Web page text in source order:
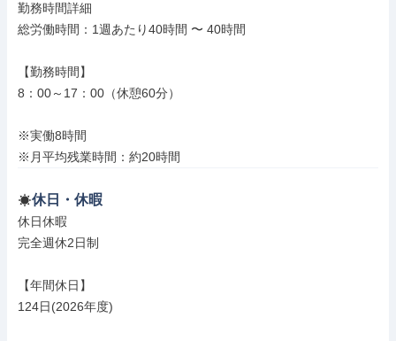
勤務時間詳細
総労働時間：1週あたり40時間 〜 40時間
【勤務時間】
8：00～17：00（休憩60分）
※実働8時間
※月平均残業時間：約20時間
休日・休暇
休日休暇
完全週休2日制
【年間休日】
124日(2026年度)